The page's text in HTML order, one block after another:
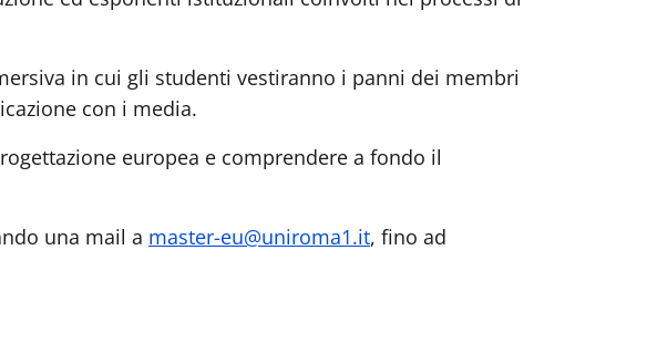
in cui gli studenti vestiranno i panni dei membri
con i media.
europea e comprendere a fondo il
una mail a master-eu@uniroma1.it, fino ad